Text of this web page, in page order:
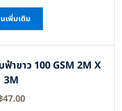
เพิ่มเติม
ฟ้าขาว 100 GSM 2M X
3M
47.00